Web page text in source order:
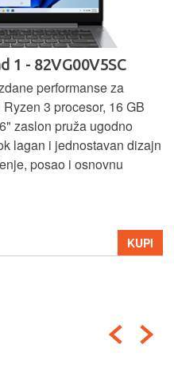
1 - 82VG00V5SC
performanse za
3 procesor, 16 GB
zaslon pruža ugodno
lagan i jednostavan dizajn
posao i osnovnu
KUPI